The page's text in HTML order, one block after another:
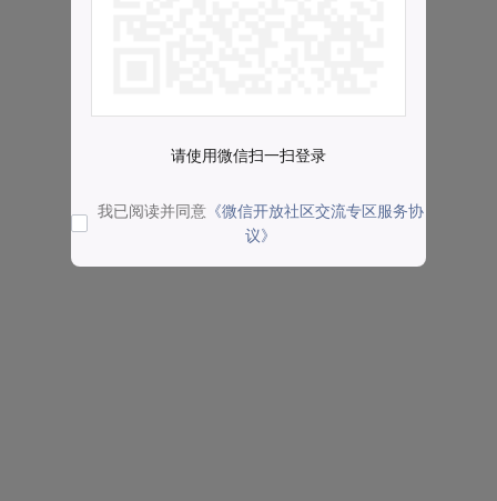
请使用微信扫一扫登录
我已阅读并同意 《微信开放社区交流专区服务协
议》